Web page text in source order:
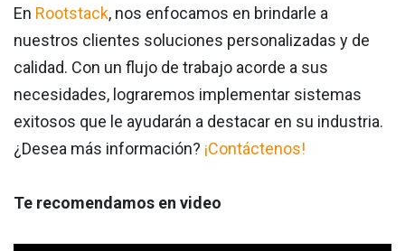
En Rootstack, nos enfocamos en brindarle a
nuestros clientes soluciones personalizadas y de
calidad. Con un flujo de trabajo acorde a sus
necesidades, lograremos implementar sistemas
exitosos que le ayudarán a destacar en su industria.
¿Desea más información? ¡Contáctenos!
Te recomendamos en video